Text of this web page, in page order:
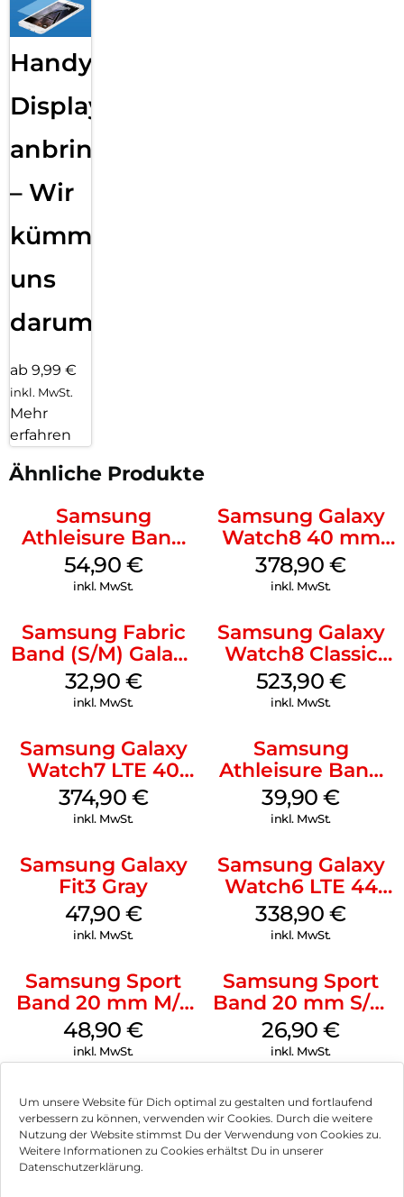
Um unsere Website für Dich optimal zu gestalten und fortlaufend
verbessern zu können, verwenden wir Cookies. Durch die weitere
Nutzung der Website stimmst Du der Verwendung von Cookies zu.
Weitere Informationen zu Cookies erhältst Du in unserer
Datenschutzerklärung.
Handy
Displayfolie
anbringen
– Wir
kümmern
uns
darum!
ab 9,99 €
inkl. MwSt.
Mehr
erfahren
Ähnliche Produkte
Samsung
Athleisure Band
(S/M) Galaxy
Watch8/Watch8
54,90 €
inkl. MwSt.
Samsung Galaxy
Watch8 40 mm
Graphite
378,90€
inkl. MwSt.
Samsung Fabric
Band (S/M) Galaxy
Watch8/Watch8
Classic Red
32,90 €
inkl. MwSt.
Samsung Galaxy
Watch8 Classic
Black
523,90 €
inkl. MwSt.
Samsung Galaxy
Watch7 LTE 40
mm Cream
374,90 €
inkl. MwSt.
Samsung
Athleisure Band
M/L Galaxy
Watch7 Silver
39,90€
inkl. MwSt.
Samsung Galaxy
Fit3 Gray
47,90 €
inkl. MwSt.
Samsung Galaxy
Watch6 LTE 44
mm Graphite
338,90€
inkl. MwSt.
Samsung Sport
Band 20 mm M/L
Galaxy Watch
Series Silber
48,90€
inkl. MwSt.
Samsung Sport
Band 20 mm S/M
Galaxy Watch4
Serie Graphite
26,90€
inkl. MwSt.
Impressum